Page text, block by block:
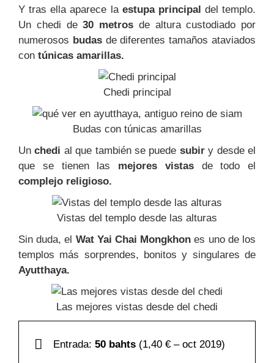
Y tras ella aparece la estupa principal del templo.
Un chedi de30 metros de altura custodiado por
numerosos budasde diferentes tamaños ataviados
con túnicas amarillas.
Chedi principal
Budas con túnicas amarillas
Unchedi al que también se puede subiry desde el
que se tienen las mejores vistasde todo el
complejo religioso.
Vistas del templo desde las alturas
Sin duda, el Wat Yai Chai Mongkhon es uno de los
templos más sorprendes, bonitos y singulares de
Ayutthaya.
Las mejores vistas desde del chedi
Entrada: 50 bahts (1,40 € – oct 2019)